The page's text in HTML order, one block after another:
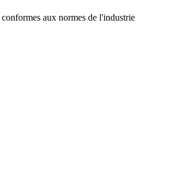
aux normes de l'industrie